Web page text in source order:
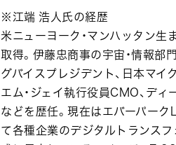
※江端 浩人氏の経歴
米ニューヨーク・マンハッタン生
取得。伊藤忠商事の宇宙・情報部
グバイスプレジデント、日本マイ
エム・ジェイ執行役員CMO、ディ
などを歴任。現在はエバーパー
て各種企業のデジタルトランス